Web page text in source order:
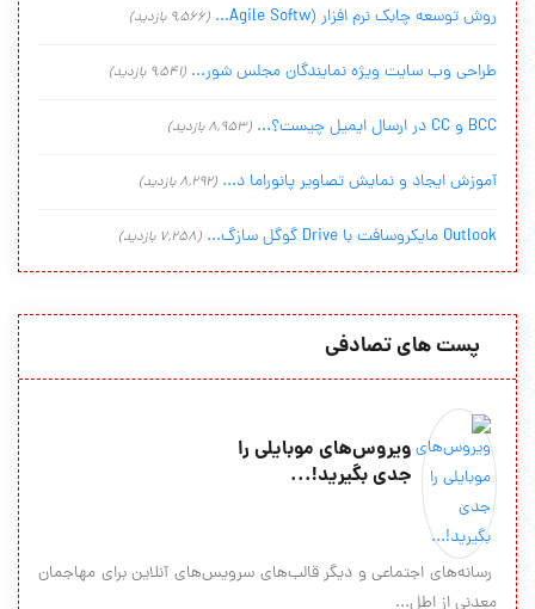
روش توسعه چابک نرم افزار (Agile Softw... (9,566 بازدید)
طراحی وب سایت ویژه نمایندگان مجلس شور... (9,541 بازدید)
BCC و CC در ارسال ایمیل چیست؟... (8,953 بازدید)
آموزش ایجاد و نمایش تصاویر پانوراما د... (8,292 بازدید)
Outlook مایکروسافت با Drive گوگل سازگ... (7,258 بازدید)
پست های تصادفی
ویروس‌های موبایلی را
جدی بگیرید!...
رسانه‌های اجتماعی و دیگر قالب‌های سرویس‌های آنلاین برای مهاجمان
معدنی از اطل...